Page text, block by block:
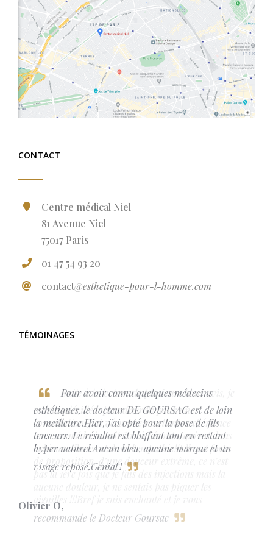
CONTACT
Centre médical Niel
81 Avenue Niel
75017 Paris
01 47 54 93 20
contact@esthetique-pour-l-homme.com
TÉMOINAGES
Pour avoir connu quelques médecins
esthétiques, le docteur DE GOURSAC est de loin
la meilleure.Hier, j'ai opté pour la pose de fils
tenseurs. Le résultat est bluffant tout en restant
hyper naturel.Aucun bleu, aucune marque et un
visage reposé.Génial !
Olivier O,